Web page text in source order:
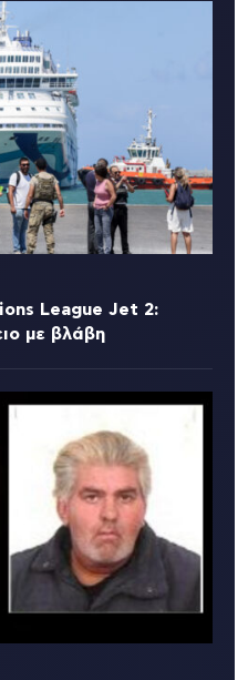
League Jet 2:
με βλάβη